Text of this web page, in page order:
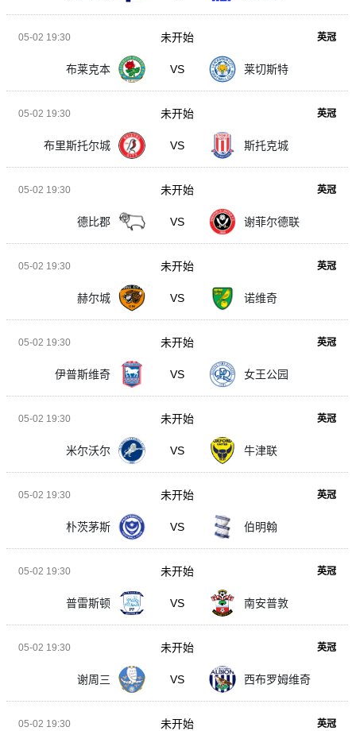
05-02 19:30 英冠
布莱克本 VS 莱切斯特
未开始
05-02 19:30 英冠
布里斯托尔城 VS 斯托克城
未开始
05-02 19:30 英冠
德比郡 VS 谢菲尔德联
未开始
05-02 19:30 英冠
赫尔城 VS 诺维奇
未开始
05-02 19:30 英冠
伊普斯维奇 VS 女王公园
未开始
05-02 19:30 英冠
米尔沃尔 VS 牛津联
未开始
05-02 19:30 英冠
朴茨茅斯 VS 伯明翰
未开始
05-02 19:30 英冠
普雷斯顿 VS 南安普敦
未开始
05-02 19:30 英冠
谢周三 VS 西布罗姆维奇
未开始
05-02 19:30 英冠
未开始